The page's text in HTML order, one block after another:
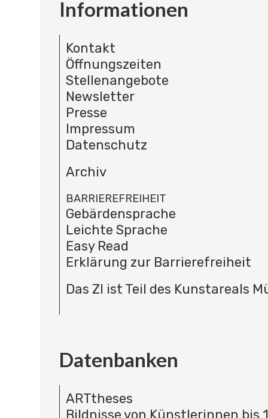
Informationen
Kontakt
Öffnungszeiten
Stellenangebote
Newsletter
Presse
Impressum
Datenschutz
Archiv
BARRIEREFREIHEIT
Gebärdensprache
Leichte Sprache
Easy Read
Erklärung zur Barrierefreiheit
Das ZI ist Teil des Kunstareals
Datenbanken
ARTtheses
Bildnisse von Künstlerinnen bis